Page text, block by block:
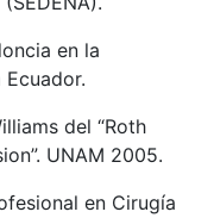
en la
del “Roth
UNAM 2005.
en Cirugía